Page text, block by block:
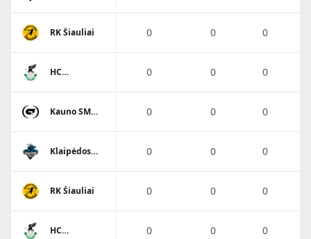
SC/Dragūnas
RK Šiauliai 0 0 0
HC
0 0 0
Kauno SM
0 0 0
Klaipėdos
SC/Dragūnas
0 0 0
RK Šiauliai 0 0 0
HC
0 0 0